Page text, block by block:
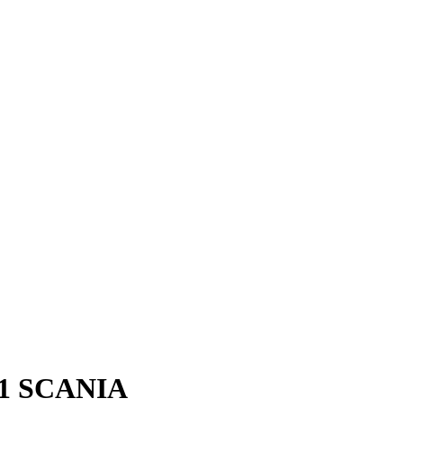
SCANIA